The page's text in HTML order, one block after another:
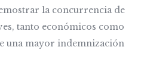
la concurrencia de
tanto económicos como
una mayor indemnización